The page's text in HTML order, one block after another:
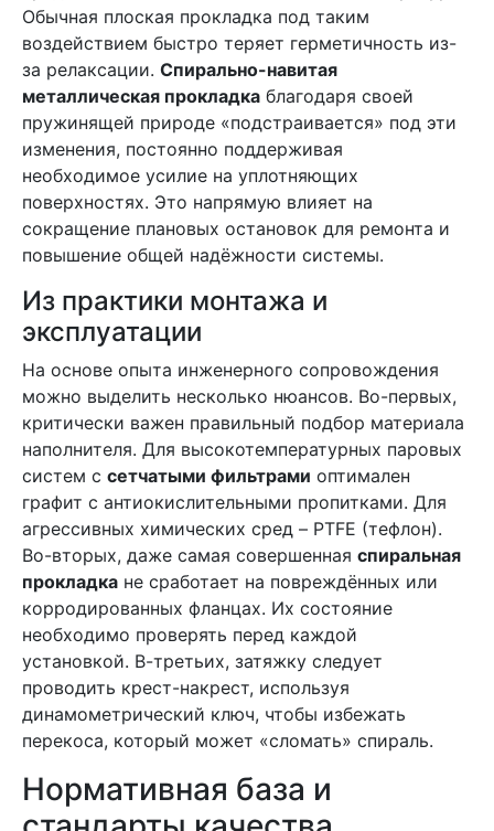
Обычная плоская прокладка под таким
воздействием быстро теряет герметичность из-
за релаксации. Спирально-навитая
металлическая прокладка благодаря своей
пружинящей природе «подстраивается» под эти
изменения, постоянно поддерживая
необходимое усилие на уплотняющих
поверхностях. Это напрямую влияет на
сокращение плановых остановок для ремонта и
повышение общей надёжности системы.
Из практики монтажа и
эксплуатации
На основе опыта инженерного сопровождения
можно выделить несколько нюансов. Во-первых,
критически важен правильный подбор материала
наполнителя. Для высокотемпературных паровых
систем с сетчатыми фильтрами оптимален
графит с антиокислительными пропитками. Для
агрессивных химических сред – PTFE (тефлон).
Во-вторых, даже самая совершенная спиральная
прокладка не сработает на повреждённых или
корродированных фланцах. Их состояние
необходимо проверять перед каждой
установкой. В-третьих, затяжку следует
проводить крест-накрест, используя
динамометрический ключ, чтобы избежать
перекоса, который может «сломать» спираль.
Нормативная база и